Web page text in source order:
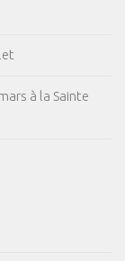
à la Sainte